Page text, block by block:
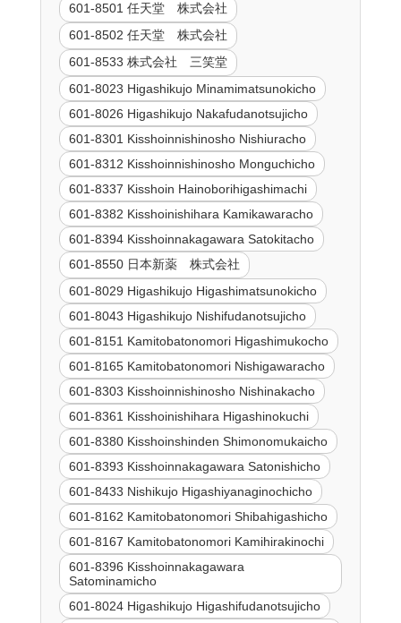
601-8501 任天堂 株式会社
601-8502 任天堂 株式会社
601-8533 株式会社 三笑堂
601-8023 Higashikujo Minamimatsunokicho
601-8026 Higashikujo Nakafudanotsujicho
601-8301 Kisshoinnishinosho Nishiuracho
601-8312 Kisshoinnishinosho Monguchicho
601-8337 Kisshoin Hainoborihigashimachi
601-8382 Kisshoinishihara Kamikawaracho
601-8394 Kisshoinnakagawara Satokitacho
601-8550 日本新薬 株式会社
601-8029 Higashikujo Higashimatsunokicho
601-8043 Higashikujo Nishifudanotsujicho
601-8151 Kamitobatonomori Higashimukocho
601-8165 Kamitobatonomori Nishigawaracho
601-8303 Kisshoinnishinosho Nishinakacho
601-8361 Kisshoinishihara Higashinokuchi
601-8380 Kisshoinshinden Shimonomukaicho
601-8393 Kisshoinnakagawara Satonishicho
601-8433 Nishikujo Higashiyanaginochicho
601-8162 Kamitobatonomori Shibahigashicho
601-8167 Kamitobatonomori Kamihirakinochi
601-8396 Kisshoinnakagawara
Satominamicho
601-8024 Higashikujo Higashifudanotsujicho